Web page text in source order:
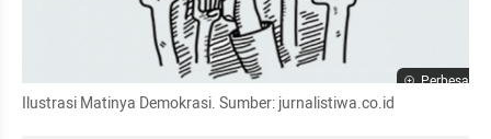
Perbesar
Ilustrasi Matinya Demokrasi. Sumber: jurnalistiwa.co.id